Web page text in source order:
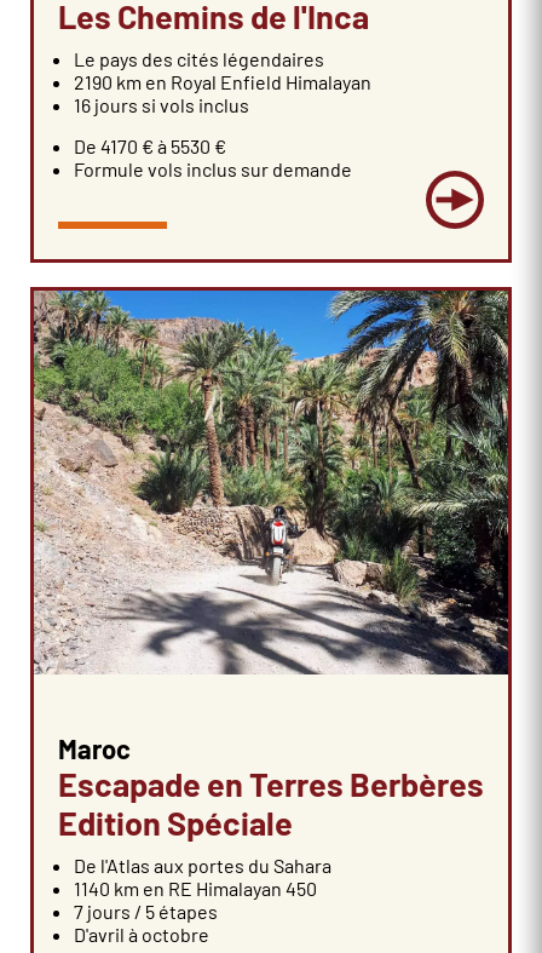
Les Chemins de l'Inca
Le pays des cités légendaires
2190 km en Royal Enfield Himalayan
16 jours si vols inclus
De 4170 € à 5530 €
Formule vols inclus sur demande
Maroc
Escapade en Terres Berbères
Edition Spéciale
De l'Atlas aux portes du Sahara
1140 km en RE Himalayan 450
7 jours / 5 étapes
D'avril à octobre